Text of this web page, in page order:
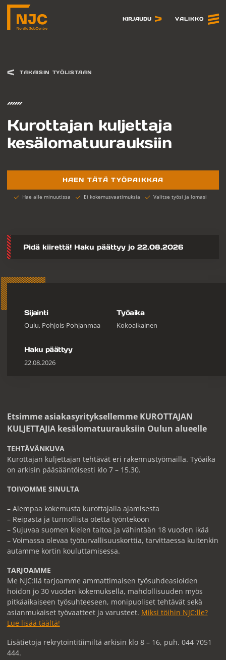
Siirry
sisältöön
KIRJAUDU VALIKKO
TAKAISIN TYÖLISTAAN
Kurottajan kuljettaja
kesälomatuurauksiin
HAEN TÄTÄ TYÖPAIKKAA
Hae alle minuutissa Ei kokemusvaatimuksia Valitse työsi ja lomasi
Etsimme asiakasyrityksellemme KUROTTAJAN
KULJETTAJIA kesälomatuurauksiin Oulun alueelle
TEHTÄVÄNKUVA
Kurottajan kuljettajan tehtävät eri rakennustyömailla. Työaika
on arkisin pääsääntöisesti klo 7 – 15.30.
TOIVOMME SINULTA
– Aiempaa kokemusta kurottajalla ajamisesta
– Reipasta ja tunnollista otetta työntekoon
– Sujuvaa suomen kielen taitoa ja vähintään 18 vuoden ikää
– Voimassa olevaa työturvallisuuskorttia, tarvittaessa kuitenkin
autamme kortin kouluttamisessa.
TARJOAMME
Me NJC:llä tarjoamme ammattimaisen työsuhdeasioiden
hoidon jo 30 vuoden kokemuksella, mahdollisuuden myös
pitkäaikaiseen työsuhteeseen, monipuoliset tehtävät sekä
asianmukaiset työvaatteet ja varusteet. Miksi töihin NJC:lle?
Lue lisää täältä!
Lisätietoja rekrytointitiimiltä arkisin klo 8 – 16, puh. 044 7051
444.
Pidä kiirettä! Haku päättyy jo 22.08.2026
Sijainti
Oulu, Pohjois-Pohjanmaa
Työaika
Kokoaikainen
Haku päättyy
22.08.2026